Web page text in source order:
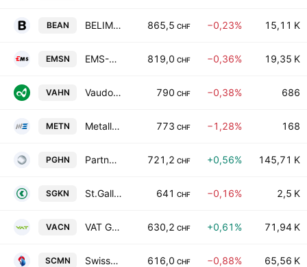
BEAN BELIMO Holding AG 865,5 CHF −0,23% 15,11 K
EMSN EMS-CHEMIE HOLDING AG 819,0 CHF −0,36% 19,35 K
VAHN Vaudoise Assurances Holding SA 790 CHF −0,38% 686
METN Metall Zug AG Class B 773 CHF −1,28% 168
PGHN Partners Group Holding AG 721,2 CHF +0,56% 145,71 K
SGKN St.Galler Kantonalbank AG 641 CHF −0,16% 2,5 K
VACN VAT Group AG 630,2 CHF +0,61% 71,94 K
SCMN Swisscom AG 616,0 CHF −0,88% 65,56 K